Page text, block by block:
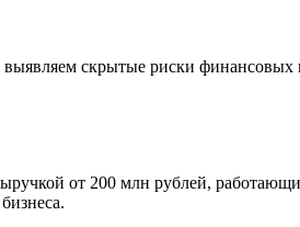
выявляем скрытые риски
от 200 млн рублей,